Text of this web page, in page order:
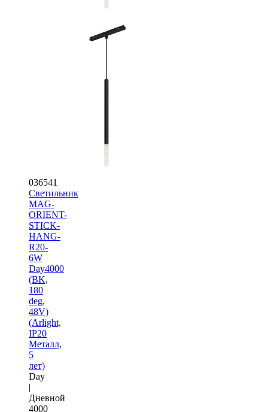
036541
Светильник
MAG-
ORIENT-
STICK-
HANG-
R20-
6W
Day4000
(BK,
180
deg,
48V)
(Arlight,
IP20
Металл,
5
лет)
Day
|
Дневной
4000